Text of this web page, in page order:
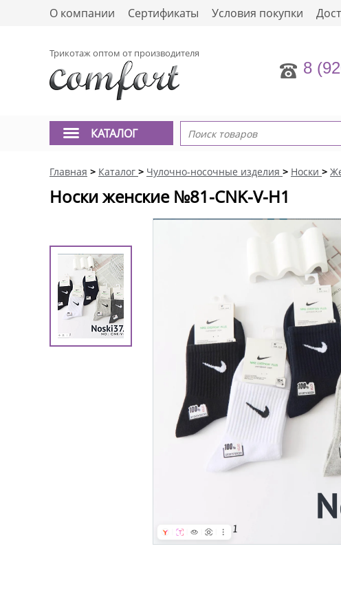
О компании Сертификаты Условия покупки
Трикотаж оптом от производителя
8
КАТАЛОГ
Главная > Каталог > Чулочно-носочные изделия > Носки >
Носки женские №81-CNK-V-H1